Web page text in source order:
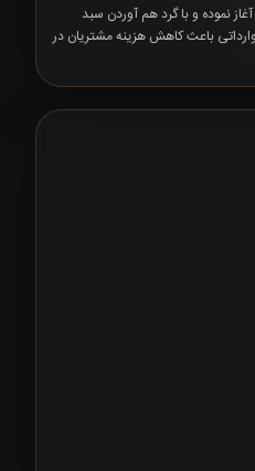
آغاز نموده و با گرد هم آوردن سبد
باعث کاهش هزینه مشتریان در